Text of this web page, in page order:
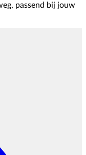
passend bij jouw